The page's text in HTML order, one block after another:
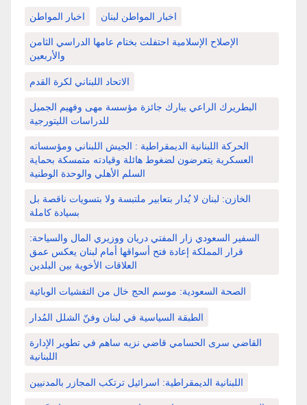
اخبار المواطن اخبار المواطن لبنان
الإصلاح الإسلامية احتفلت بختام عامها الدراسي الثامن
والأربعين
الاتحاد اللبناني لكرة القدم
البطريرك الراعي يبارك جائزة مؤسسة مهى وفهيم الجميل
للدراسات الليتورجية
الحركة اللبنانية الديمقراطية : الجيش اللبناني ومؤسساته
العسكرية يتعرضون لضغوط هائلة وقيادته متمسكة بحماية
السلم الأهلي والوحدة الوطنية
الخازن: لبنان لا يُدار بتعابير ملتبسة ولا بتسويات ناقصة بل
بسيادة كاملة
السفير السعودي زار المفتي دريان ووزيري المال والسياحة:
قرار المملكة إعادة فتح أسواقها أمام لبنان يعكس عمق
العلاقات الأخوية بين البلدين
الصحة السعودية: موسم الحج خال من التفشيات الوبائية
الطبقة السياسية في لبنان وفنّ الشلل المُدار
القاضي سرى الحسامي قاضي نزيه ساهم في تطوير الإدارة
اللبنانية
اللبنانية الديمقراطية: اسرائيل ترتكب المجازر بالمدنيين